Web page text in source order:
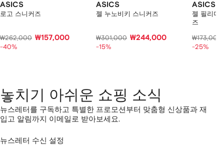
ASICS
로고 스니커즈
₩262,000 ₩157,000
-40%
ASICS
젤 누노비키 스니커즈
₩301,000 ₩244,000
-15%
ASICS
젤 필리미
즈
₩173,000
-25%
놓치기 아쉬운 쇼핑 소식
뉴스레터를 구독하고 특별한 프로모션부터 맞춤형 신상품과 재
입고 알림까지 이메일로 받아보세요.
뉴스레터 수신 설정